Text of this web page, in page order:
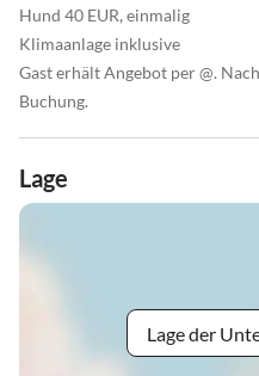
Hund 40 EUR, einmalig
Klimaanlage inklusive
Gast erhält Angebot per @.
Buchung.
Lage
Lage der